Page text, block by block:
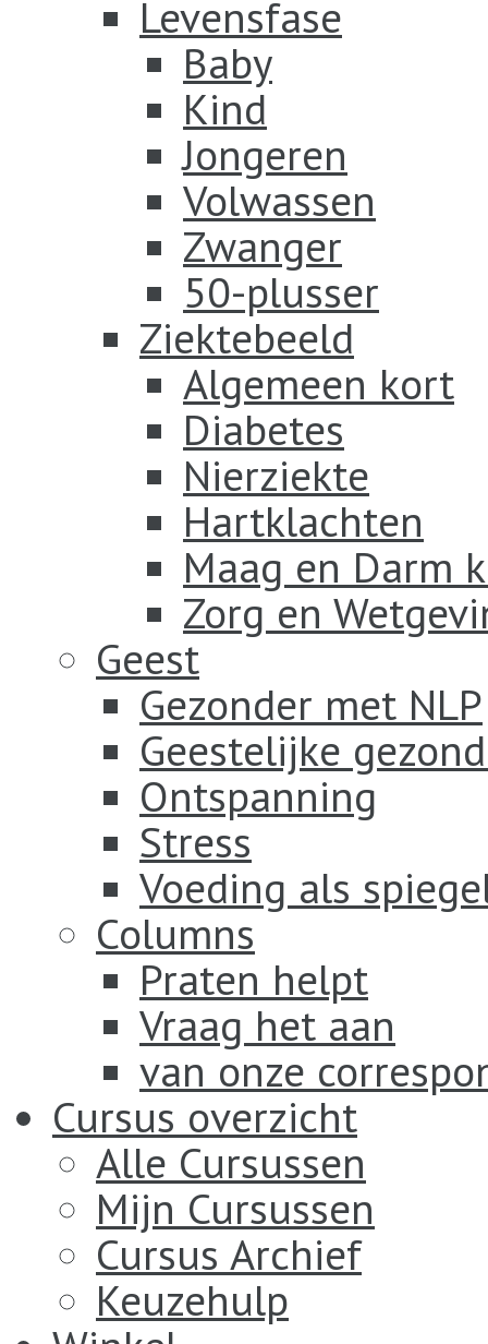
Levensfase
Baby
Kind
Jongeren
Volwassen
Zwanger
50-plusser
Ziektebeeld
Algemeen kort
Diabetes
Nierziekte
Hartklachten
Maag en Darm
Zorg en
Geest
Gezonder met NLP
Geestelijke
Ontspanning
Stress
Voeding als
Columns
Praten helpt
Vraag het aan
van onze
Cursus overzicht
Alle Cursussen
Mijn Cursussen
Cursus Archief
Keuzehulp